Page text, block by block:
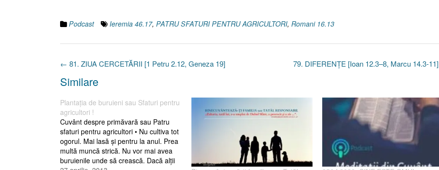
Podcast Ieremia 46.17, PATRU SFATURI PENTRU AGRICULTORI, Romani 16.13
Post
79. DIFERENŢE [Ioan 12.3–8, Marcu 14.3-11]
← 81. ZIUA CERCETĂRII [1 Petru 2.12, Geneza 19]
Similare
Plantaţia de buruieni sau Sfaturi pentru
agricultori !
Cuvânt despre primăvară sau Patru
sfaturi pentru agricultori • Nu cultiva tot
ogorul. Mai lasă şi pentru la anul. Prea
multă muncă strică. Nu vor mai avea
buruienile unde să crească. Dacă alţii